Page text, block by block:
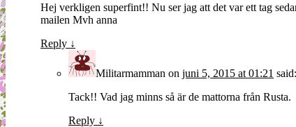
Hej verkligen superfint!! Nu ser jag att det var ett tag
mailen Mvh anna
Reply ↓
Militarmamman on juni 5, 2015 at 01:21 said:
Tack!! Vad jag minns så är de mattorna från Rusta.
Reply ↓